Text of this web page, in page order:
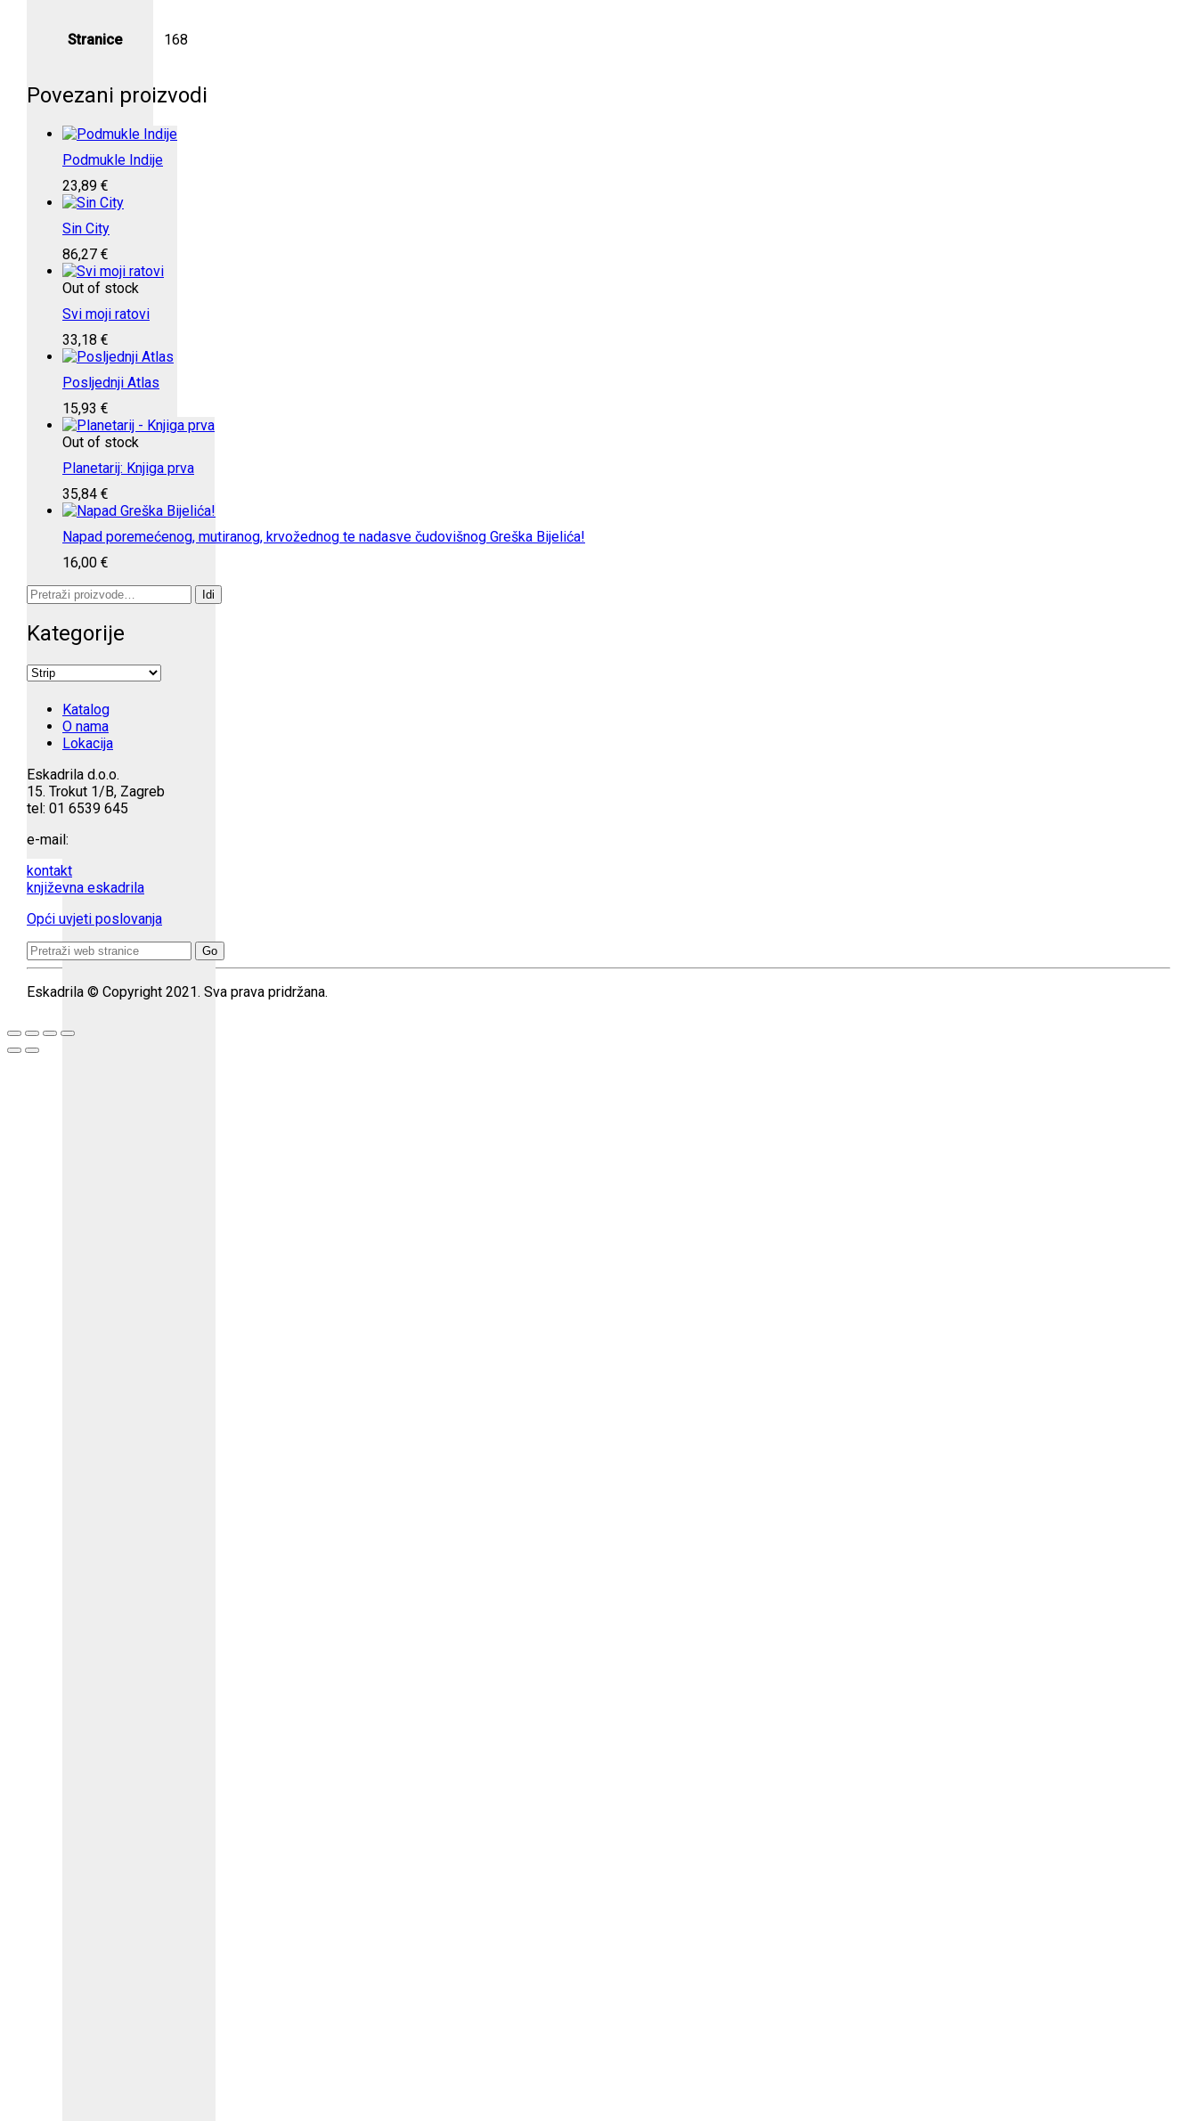
Stranice 168
Povezani proizvodi
Podmukle Indije
23,89 €
Sin City
86,27 €
Out of stock
Svi moji ratovi
33,18 €
Posljednji Atlas
15,93 €
Out of stock
Planetarij: Knjiga prva
35,84 €
Napad poremećenog, mutiranog, krvožednog te nadasve čudovišnog Greška Bijelića!
16,00 €
Pretraži:
Idi
Kategorije
Katalog
O nama
Lokacija
Eskadrila d.o.o.
15. Trokut 1/B, Zagreb
tel: 01 6539 645
e-mail:
kontakt
književna eskadrila
Opći uvjeti poslovanja
Search
for:
Eskadrila © Copyright 2021. Sva prava pridržana.